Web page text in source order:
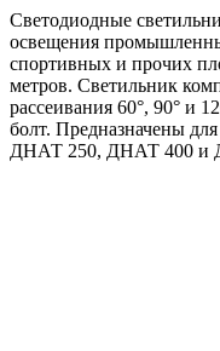
Светодиодные
освещения
спортивных и прочих
метров. Светильник
рассеивания 60°, 90° и
болт. Предназначены
ДНАТ 250, ДНАТ 400 и